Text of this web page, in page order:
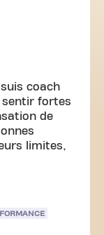
coach
sentir fortes
de
limites,